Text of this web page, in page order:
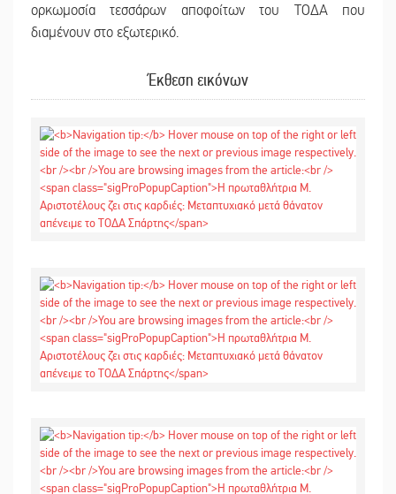
ορκωμοσία τεσσάρων αποφοίτων του ΤΟΔΑ που
διαμένουν στο εξωτερικό.
Έκθεση εικόνων